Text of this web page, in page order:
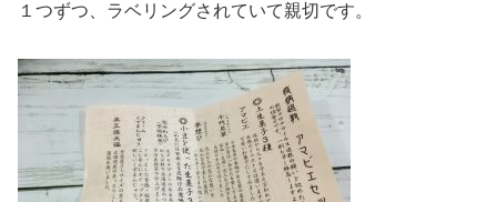
１つずつ、ラベリングされていて親切です。